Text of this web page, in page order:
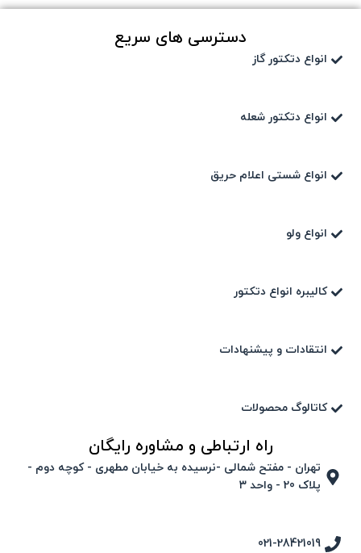
دسترسی های سریع
انواع دتکتور گاز
انواع دتکتور شعله
انواع شستی اعلام حریق
انواع ولو
کالیبره انواع دتکتور
انتقادات و پیشنهادات
کاتالوگ محصولات
راه ارتباطی و مشاوره رایگان
تهران - مفتح شمالی -نرسیده به خیابان مطهری - کوچه دوم -
پلاک 20 - واحد ۳
021-28421019